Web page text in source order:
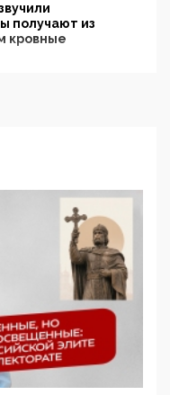
получают из
кровные
но
определять
намерено
право
объекты от
с